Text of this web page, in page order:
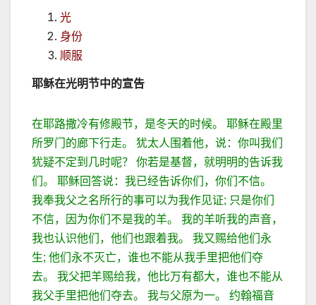
光
身份
顺服
耶稣在光明节中的宣告
在耶路撒冷有修殿节，是冬天的时候。 耶稣在殿里
所罗门的廊下行走。 犹太人围着他，说：你叫我们
犹疑不定到几时呢？ 你若是基督，就明明的告诉我
们。 耶稣回答说：我已经告诉你们，你们不信。
我奉我父之名所行的事可以为我作见证; 只是你们
不信，因为你们不是我的羊。 我的羊听我的声音，
我也认识他们，他们也跟着我。 我又赐给他们永
生; 他们永不灭亡，谁也不能从我手里把他们夺
去。 我父把羊赐给我，他比万有都大，谁也不能从
我父手里把他们夺去。 我与父原为一。 约翰福音